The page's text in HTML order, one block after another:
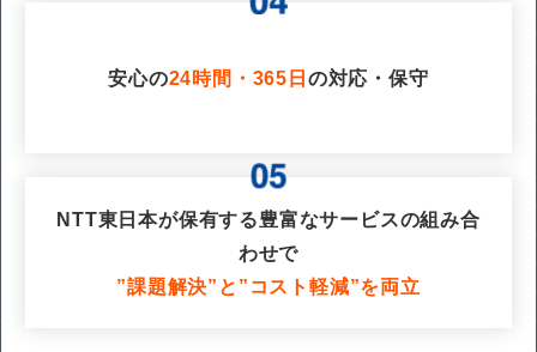
安心の24時間・365日 の対応・保守
NTT東日本が保有する豊富なサービスの組み合
わせで
”課題解決”と”コスト軽減”を両立